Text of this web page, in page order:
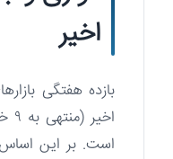
اخیر
بازده هفتگی
است. بر این